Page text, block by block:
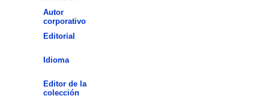
Autor
corporativo
Editorial
Idioma
Editor de la
colección